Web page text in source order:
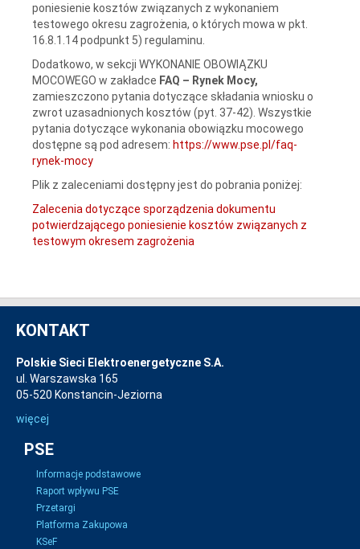
poniesienie kosztów związanych z wykonaniem
testowego okresu zagrożenia, o których mowa w pkt.
16.8.1.14 podpunkt 5) regulaminu.
Dodatkowo, w sekcji WYKONANIE OBOWIĄZKU
MOCOWEGO w zakładce FAQ – Rynek Mocy,
zamieszczono pytania dotyczące składania wniosku o
zwrot uzasadnionych kosztów (pyt. 37-42). Wszystkie
pytania dotyczące wykonania obowiązku mocowego
dostępne są pod adresem: https://www.pse.pl/faq-
rynek-mocy
Plik z zaleceniami dostępny jest do pobrania poniżej:
Zalecenia dotyczące sporządzenia dokumentu
potwierdzającego poniesienie kosztów związanych z
testowym okresem zagrożenia
KONTAKT
Polskie Sieci Elektroenergetyczne S.A.
ul. Warszawska 165
05-520 Konstancin-Jeziorna
więcej
PSE
Informacje podstawowe
Raport wpływu PSE
Przetargi
Platforma Zakupowa
KSeF